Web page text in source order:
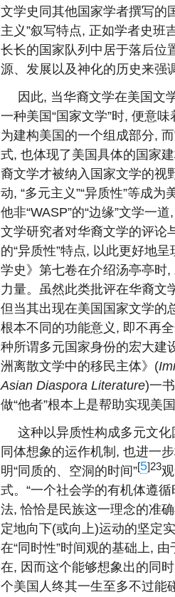
文学史同其他国家学者撰写的
主义”叙写特点, 正如学者史班
长长的国家队列中居于落后位
源、发展以及神化的历史来强
因此, 当华裔文学在美国文
一种美国“国家文学”时, 便意
为建构美国的一个组成部分,
式, 也体现了美国具体的国家
裔文学才被纳入国家文学的视
动, “多元主义”“异质性”等成
他非“WASP”的“边缘”文学一
文学研究者对华裔文学的评论
的“异质性”特点, 以此更好地
学史》第七卷在介绍汤亭亭时
力量。虽然此类批评在华裔文
但当其出现在美国国家文学的
根本不同的功能意义, 即不再
种所谓多元国家身份的宏大建
洲离散文学中的移民主体》(
Asian Diaspora Literature)一
做“他者”根本上是帮助实现美
这种以异质性构成多元文
同体想象的运作机制, 也进一
明“同质的、空洞的时间”[5]23
式。“一个社会学的有机体遵
法, 恰恰是民族这一理念的准
定地向下(或向上)运动的坚定
在“同时性”时间观的基础上,
在, 因而这个能够想象出的同
个美国人终其一生至多不过能